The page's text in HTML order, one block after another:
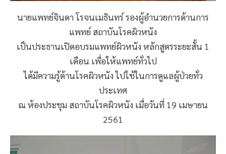
นายแพทย์จินดา โรจนเมธินทร์ รองผู้อำนวยการด้านการ
แพทย์ สถาบันโรคผิวหนัง
เป็นประธานเปิดอบรมแพทย์ผิวหนัง หลักสูตรระยะสั้น 1
เดือน เพื่อให้แพทย์ทั่วไป
ได้มีความรู้ด้านโรคผิวหนัง ไปใช้ในการดูแลผู้ป่วยทั่ว
ประเทศ
ณ ห้องประชุม สถาบันโรคผิวหนัง เมื่อวันที่ 19 เมษายน
2561